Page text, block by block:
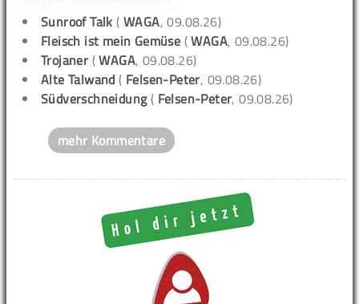
Sunroof Talk (WAGA, 09.08.26)
Fleisch ist mein Gemüse (WAGA, 09.08.26)
Trojaner (WAGA, 09.08.26)
Alte Talwand ( Felsen-Peter, 09.08.26)
Südverschneidung( Felsen-Peter, 09.08.26)
mehr Kommentare